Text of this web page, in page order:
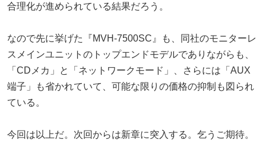
合理化が進められている結果だろう。
なので先に挙げた『MVH-7500SC』も、同社のモニターレ
スメインユニットのトップエンドモデルでありながらも、
「CDメカ」と「ネットワークモード」、さらには「AUX
端子」も省かれていて、可能な限りの価格の抑制も図られ
ている。
今回は以上だ。次回からは新章に突入する。乞うご期待。